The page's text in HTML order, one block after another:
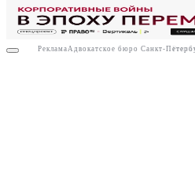
Реклама Адвокатское бюро Санкт-